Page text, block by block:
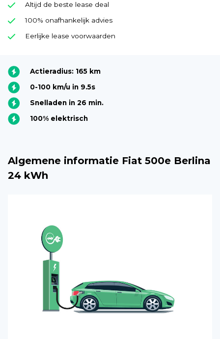
Altijd de beste lease deal
100% onafhankelijk advies
Eerlijke lease voorwaarden
Actieradius: 165 km
0-100 km/u in 9.5s
Snelladen in 26 min.
100% elektrisch
Algemene informatie Fiat 500e Berlina
24 kWh